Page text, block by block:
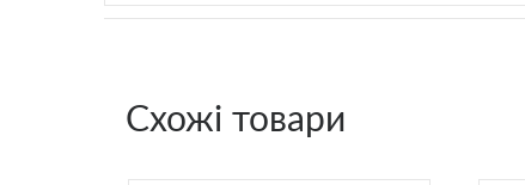
Схожі товари